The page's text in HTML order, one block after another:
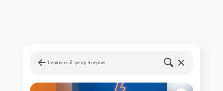
Сервисный центр Энергия